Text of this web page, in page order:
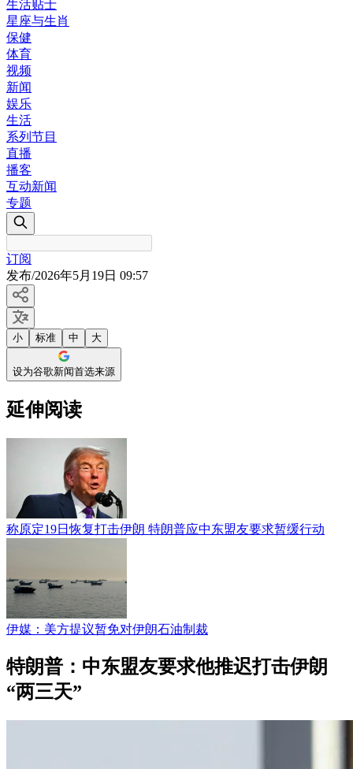
生活贴士
星座与生肖
保健
体育
视频
新闻
娱乐
生活
系列节目
直播
播客
互动新闻
专题
订阅
发布/2026年5月19日 09:57
小 标准 中 大
设为谷歌新闻首选来源
延伸阅读
称原定19日恢复打击伊朗 特朗普应中东盟友要求暂缓行动
伊媒：美方提议暂免对伊朗石油制裁
特朗普：中东盟友要求他推迟打击伊朗
“两三天”